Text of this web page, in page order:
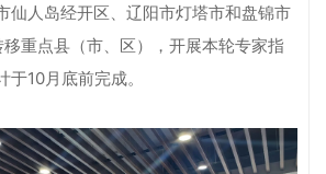
仙人岛经开区、辽阳市灯塔市和盘锦市
重点县（市、区），开展本轮专家指
10月底前完成。